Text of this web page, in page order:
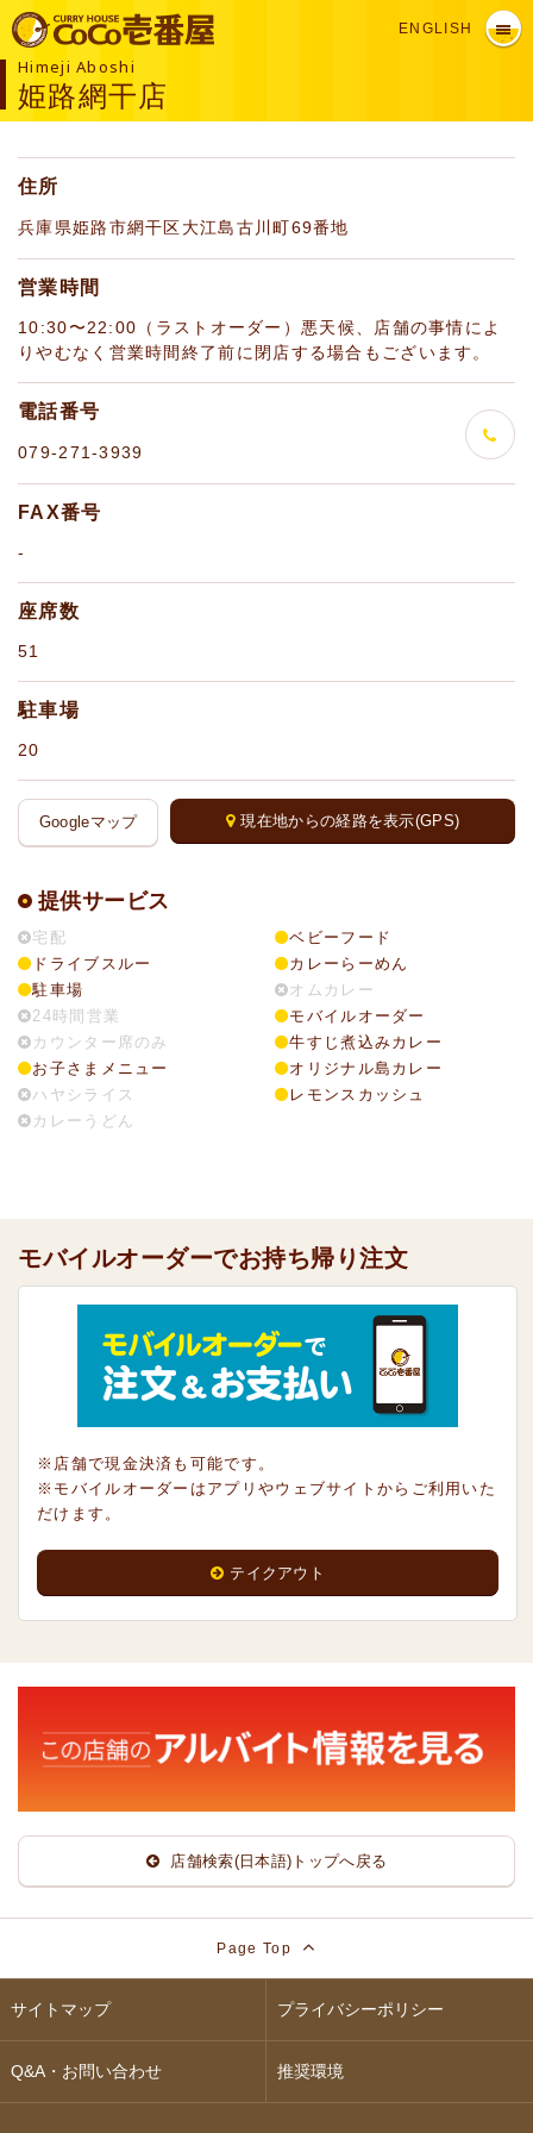
ENGLISH
Himeji Aboshi
姫路網干店
住所
兵庫県姫路市網干区大江島古川町69番地
営業時間
10:30〜22:00（ラストオーダー）悪天候、店舗の事情によ
りやむなく営業時間終了前に閉店する場合もございます。
電話番号
079-271-3939
FAX番号
-
座席数
51
駐車場
20
Googleマップ 現在地からの経路を表示(GPS)
提供サービス
宅配
ドライブスルー
駐車場
24時間営業
カウンター席のみ
お子さまメニュー
ハヤシライス
カレーうどん
ベビーフード
カレーらーめん
オムカレー
モバイルオーダー
牛すじ煮込みカレー
オリジナル島カレー
レモンスカッシュ
モバイルオーダーでお持ち帰り注文
※店舗で現金決済も可能です。
※モバイルオーダーはアプリやウェブサイトからご利用いた
だけます。
テイクアウト
店舗検索(日本語)トップへ戻る
Page Top
サイトマップ プライバシーポリシー
Q&A・お問い合わせ 推奨環境